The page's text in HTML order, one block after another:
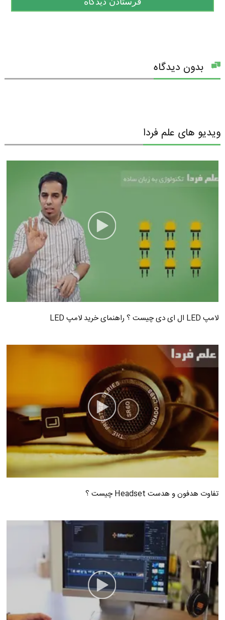
بدون دیدگاه
ویدیو های علم فردا
لامپ LED ال ای دی چیست ؟ راهنمای خرید لامپ LED
تفاوت هدفون و هدست Headset چیست ؟